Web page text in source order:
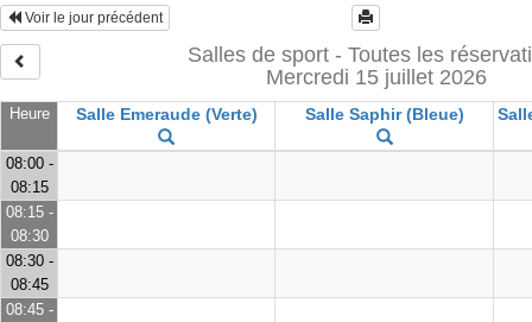
Voir le jour précédent
Salles de sport - Toutes les
Mercredi 15 juillet 2026
Heure Salle Emeraude (Verte) Salle Saphir (Bleue)
08:00 -
08:15
08:15 -
08:30
08:30 -
08:45
08:45 -